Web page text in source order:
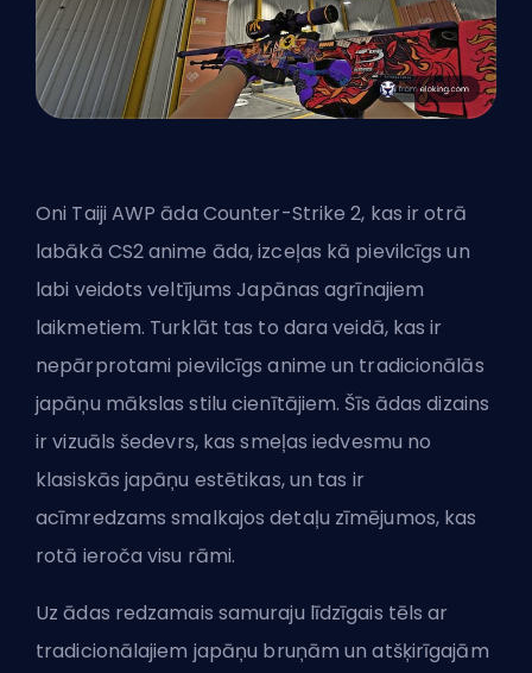
Oni Taiji AWP āda Counter-Strike 2, kas ir otrā
labākā CS2 anime āda, izceļas kā pievilcīgs un
labi veidots veltījums Japānas agrīnajiem
laikmetiem. Turklāt tas to dara veidā, kas ir
nepārprotami pievilcīgs anime un tradicionālās
japāņu mākslas stilu cienītājiem. Šīs ādas dizains
ir vizuāls šedevrs, kas smeļas iedvesmu no
klasiskās japāņu estētikas, un tas ir
acīmredzams smalkajos detaļu zīmējumos, kas
rotā ieroča visu rāmi.
Uz ādas redzamais samuraju līdzīgais tēls ar
tradicionālajiem japāņu bruņām un atšķirīgajām